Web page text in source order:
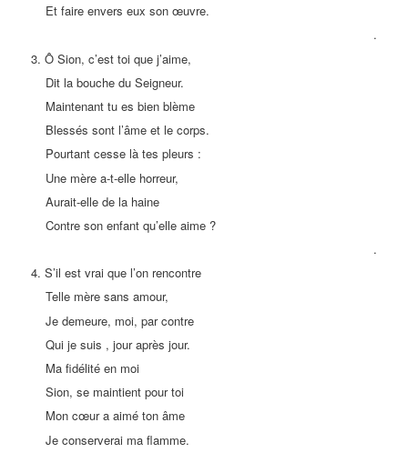
Et faire envers eux son œuvre.
.
3. Ô Sion, c’est toi que j’aime,
Dit la bouche du Seigneur.
Maintenant tu es bien blème
Blessés sont l’âme et le corps.
Pourtant cesse là tes pleurs :
Une mère a-t-elle horreur,
Aurait-elle de la haine
Contre son enfant qu’elle aime ?
.
4. S’il est vrai que l’on rencontre
Telle mère sans amour,
Je demeure, moi, par contre
Qui je suis , jour après jour.
Ma fidélité en moi
Sion, se maintient pour toi
Mon cœur a aimé ton âme
Je conserverai ma flamme.